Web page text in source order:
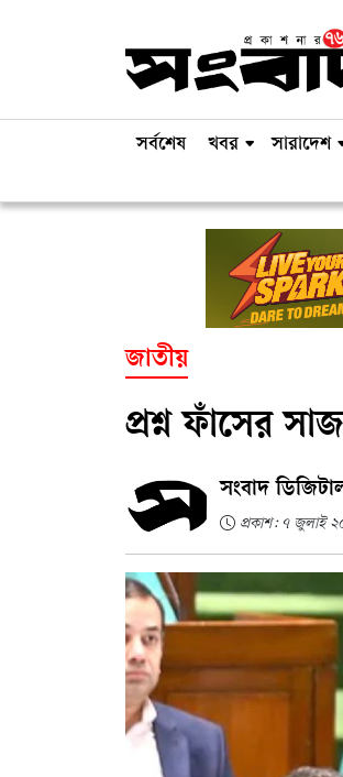
সর্বশেষ খবর সারাদেশ
জাতীয়
প্রশ্ন ফাঁসের
সংবাদ
প্রকাশ: ৭ জুলাই